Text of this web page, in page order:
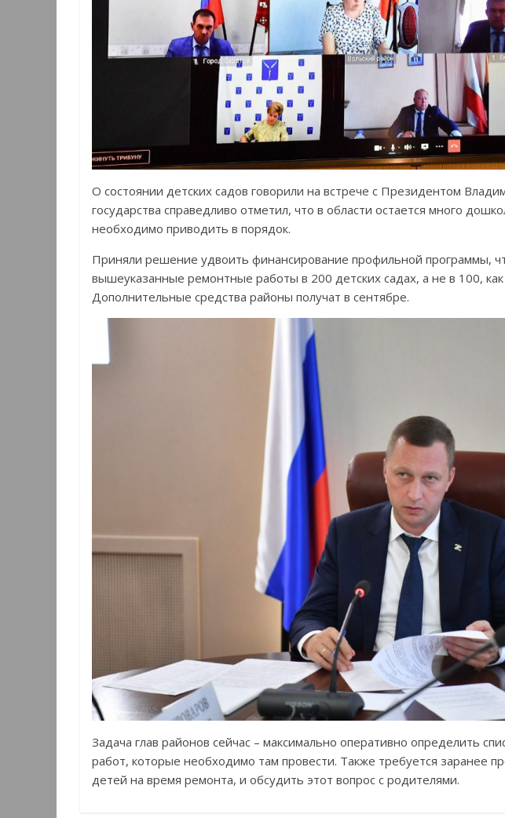
О состоянии детских садов говорили на встрече с Президентом
государства справедливо отметил, что в области остается много
необходимо приводить в порядок.
Приняли решение удвоить финансирование профильной программы,
вышеуказанные ремонтные работы в 200 детских садах, а не в 100,
Дополнительные средства районы получат в сентябре.
Задача глав районов сейчас – максимально оперативно определить
работ, которые необходимо там провести. Также требуется заранее
детей на время ремонта, и обсудить этот вопрос с родителями.